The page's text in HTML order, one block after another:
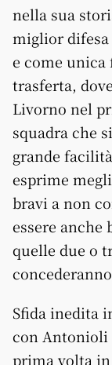
nella sua
miglior difesa
e come
trasferta,
Livorno nel
squadra che
grande
esprime
bravi a non
essere
quelle due o
Sfida inedita
con Antonioli
prima volta